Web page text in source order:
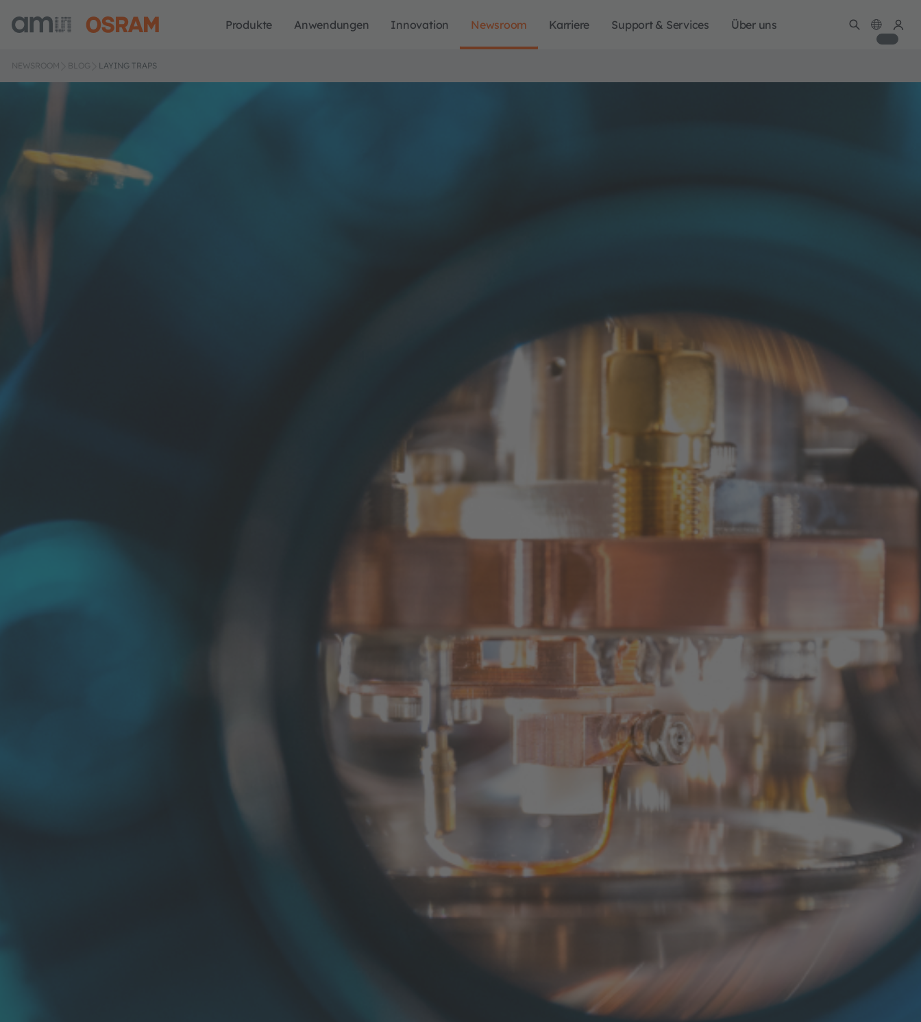
Produkte Anwendungen Innovation Newsroom Karriere Support & Services Über uns
NEWSROOM BLOG LAYING TRAPS